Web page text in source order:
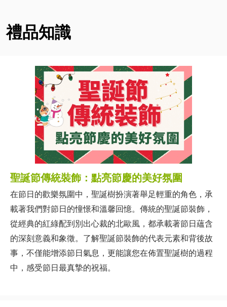
禮品知識
聖誕節傳統裝飾：點亮節慶的美好氛圍
在節日的歡樂氛圍中，聖誕樹扮演著舉足輕重的角色，承
載著我們對節日的憧憬和溫馨回憶。傳統的聖誕節裝飾，
從經典的紅綠配到別出心裁的北歐風，都承載著節日蘊含
的深刻意義和象徵。了解聖誕節裝飾的代表元素和背後故
事，不僅能增添節日氣息，更能讓您在佈置聖誕樹的過程
中，感受節日最真摯的祝福。